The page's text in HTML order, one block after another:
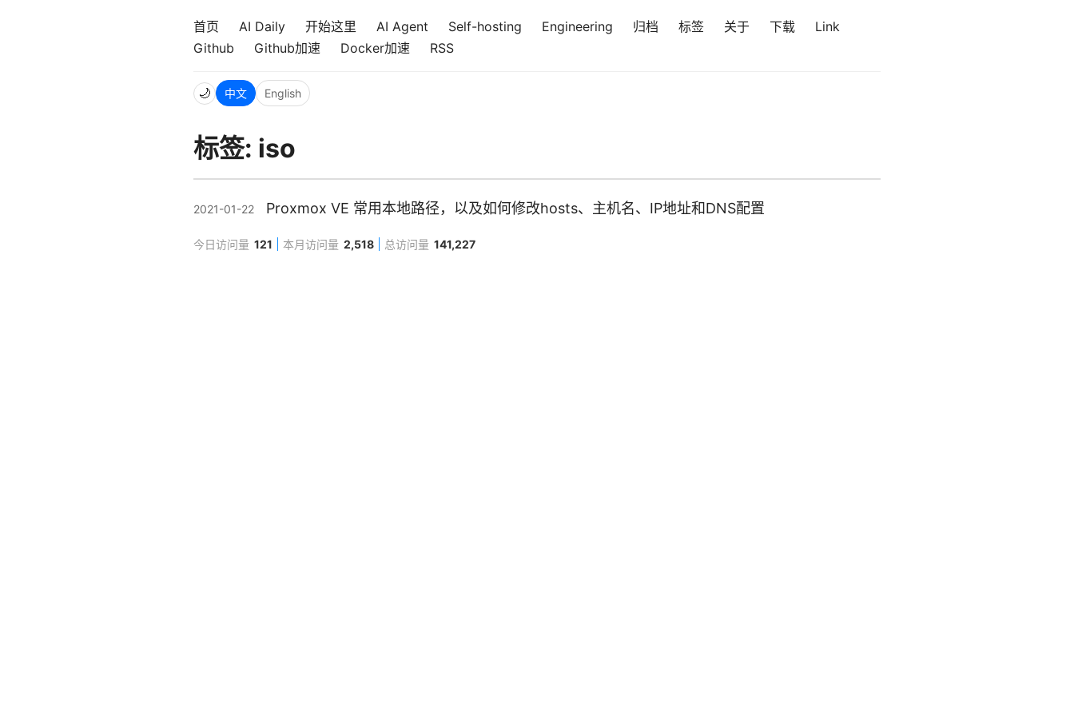
首页 AI Daily 开始这里 AI Agent Self-hosting Engineering 归档 标签 关于 下载
Link
Github
Github加速 Docker加速 RSS
🌙 中文 English
标签: iso
2021-01-22 Proxmox VE 常用本地路径，以及如何修改hosts、主机名、IP地址和DNS配置
今日访问量 121 本月访问量 2,518 总访问量 141,227